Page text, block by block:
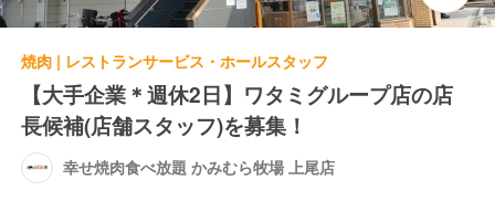
焼肉 | レストランサービス・ホールスタッフ
【大手企業＊週休2日】ワタミグループ店の店
長候補(店舗スタッフ)を募集！
幸せ焼肉食べ放題 かみむら牧場 上尾店